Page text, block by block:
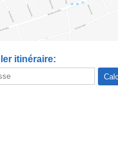
itinéraire: